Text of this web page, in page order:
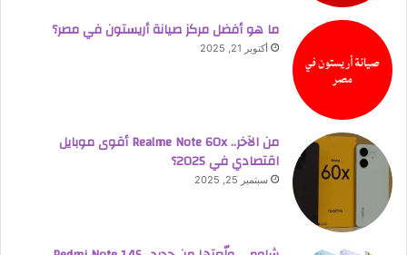
ما هو أفضل مركز صيانة أريستون في مصر؟
أكتوبر 21, 2025
من الآخر.. Realme Note 60x أقوى موبايل
اقتصادي في 2025؟
سبتمبر 25, 2025